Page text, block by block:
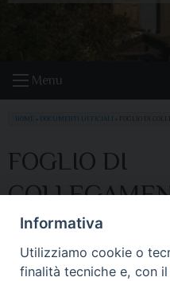
Menu
HOME DOCUMENTI UFFICIALI
FOGLIO DI
2021
Foglio di collegamento
Informativa
Utilizziamo cookie o
finalità tecniche e, con